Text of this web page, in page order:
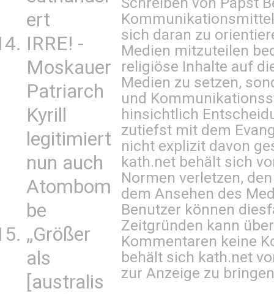
ert
IRRE! -
Moskauer
Patriarch
Kyrill
legitimiert
nun auch
Atombom
be
„Größer
als
[australis
sich daran zu
Medien mitzuteilen
religiöse Inhalte auf
Medien zu setzen,
und
hinsichtlich
zutiefst mit dem
nicht explizit davon
kath.net behält sich
Normen verletzen,
dem Ansehen des
Benutzer können
Zeitgründen kann
Kommentaren keine
behält sich kath.net
zur Anzeige zu